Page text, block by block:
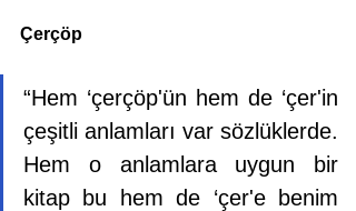
Çerçöp
“Hem ‘çerçöp'ün hem de ‘çer'in
çeşitli anlamları var sözlüklerde.
Hem o anlamlara uygun bir
kitap bu hem de ‘çer'e benim